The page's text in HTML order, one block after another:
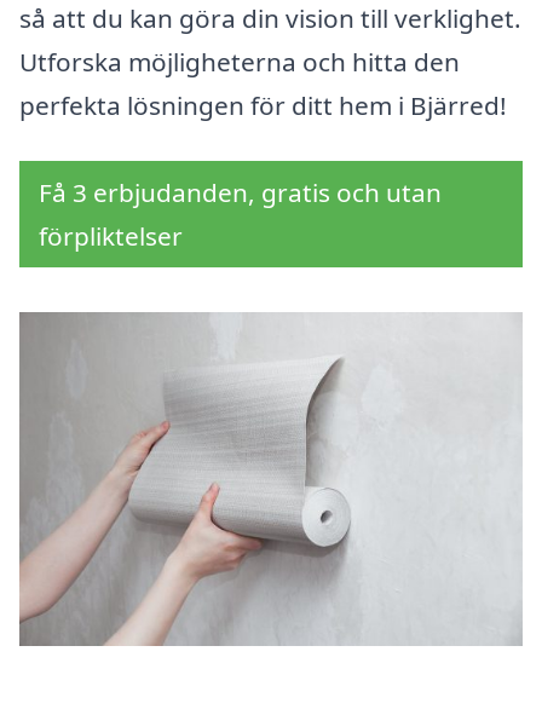
så att du kan göra din vision till verklighet.
Utforska möjligheterna och hitta den
perfekta lösningen för ditt hem i Bjärred!
Få 3 erbjudanden, gratis och utan
förpliktelser